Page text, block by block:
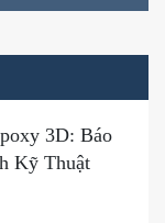
3D: Báo
Kỹ Thuật